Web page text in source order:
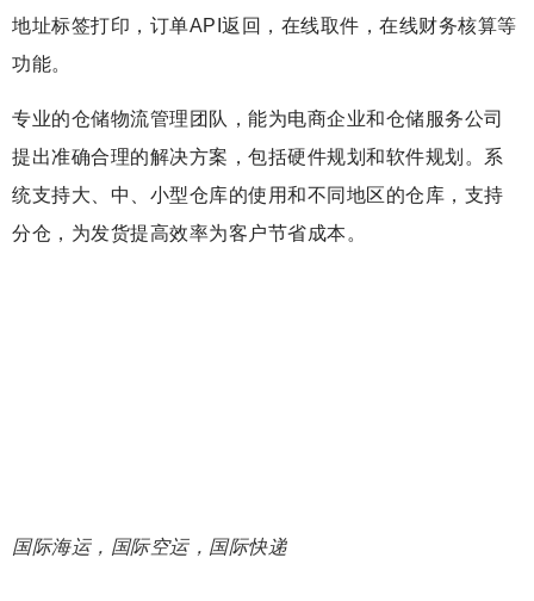
地址标签打印，订单API返回，在线取件，在线财务核算等
功能。
​专业的仓储物流管理团队，能为电商企业和仓储服务公司
提出准确合理的解决方案，包括硬件规划和软件规划。系
统支持大、中、小型仓库的使用和不同地区的仓库，支持
分仓，为发货提高效率为客户节省成本。
国际海运，国际空运，国际快递